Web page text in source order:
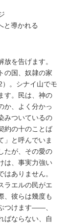
と導かれる
を告げます。
の国、奴隷の家
。シナイ山でモ
す。民は、神の
か、よく分かっ
みついているの
約の十のことば
」と呼んでいま
たが、その愛の
は、事実力強い
ありません。
ラエルの民がエ
彼らは幾度も
つけます――、
ばならない、自